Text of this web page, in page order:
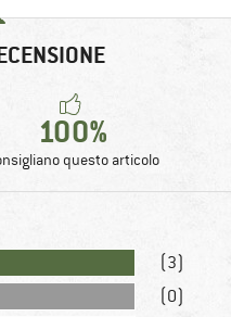
100%
questo articolo
(3)
(0)